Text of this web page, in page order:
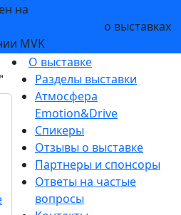
на
о выставках
MVK
О выставке
Разделы выставки
Атмосфера
Emotion&Drive
Спикеры
Отзывы о выставке
Партнеры и спонсоры
Ответы на частые
вопросы